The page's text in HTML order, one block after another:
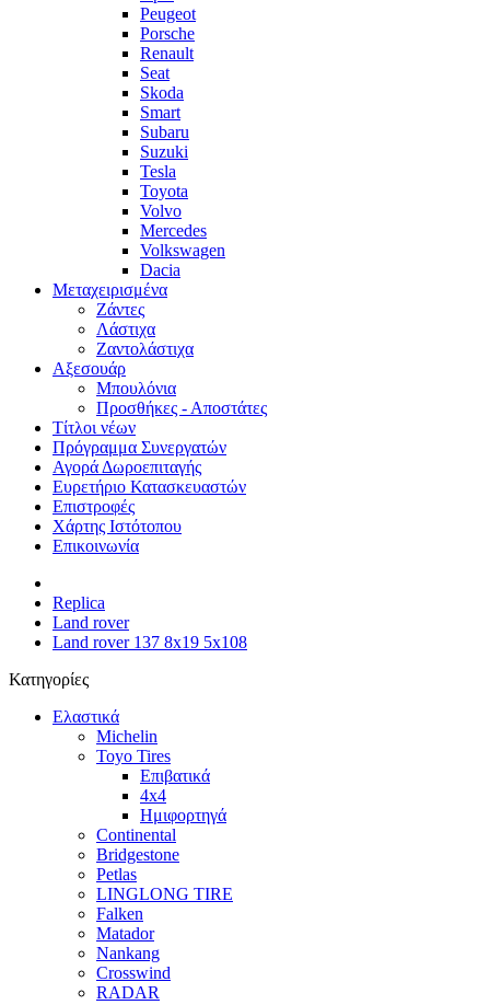
Peugeot
Porsche
Renault
Seat
Skoda
Smart
Subaru
Suzuki
Tesla
Toyota
Volvo
Mercedes
Volkswagen
Dacia
Μεταχειρισμένα
Zάντες
Λάστιχα
Ζαντολάστιχα
Αξεσουάρ
Μπουλόνια
Προσθήκες - Αποστάτες
Τίτλοι νέων
Πρόγραμμα Συνεργατών
Αγορά Δωροεπιταγής
Ευρετήριο Κατασκευαστών
Επιστροφές
Χάρτης Ιστότοπου
Επικοινωνία
Replica
Land rover
Land rover 137 8x19 5x108
Κατηγορίες
Ελαστικά
Michelin
Toyo Tires
Επιβατικά
4x4
Ημιφορτηγά
Continental
Bridgestone
Petlas
LINGLONG TIRE
Falken
Matador
Nankang
Crosswind
RADAR